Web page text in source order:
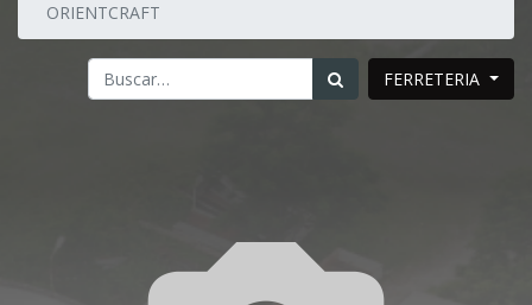
ORIENTCRAFT
FERRETERIA